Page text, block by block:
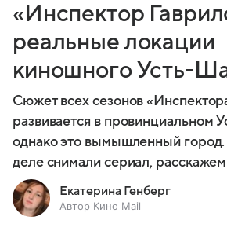
«Инспектор
реальные локации
киношного Усть-
Сюжет всех сезонов
развивается в провинциальном
однако это вымышленный город.
деле снимали сериал, расскажем
Екатерина Генберг
Автор Кино Mail